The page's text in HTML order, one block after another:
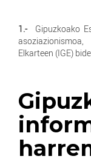
1.-Gipuzkoako
Elkarteen (IGE)